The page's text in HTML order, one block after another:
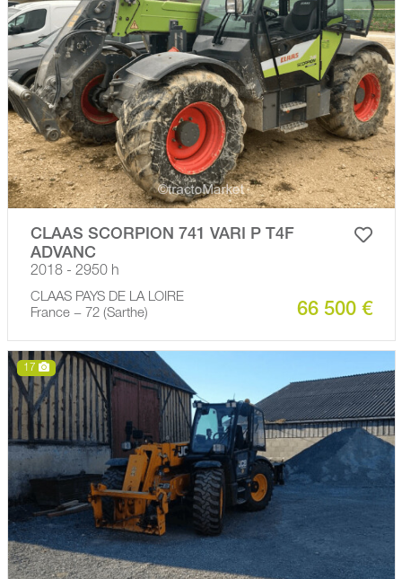
CLAAS SCORPION 741 VARI P T4F
ADVANC
2018 - 2950 h
CLAAS PAYS DE LA LOIRE
France − 72 (Sarthe)
66 500 €
17